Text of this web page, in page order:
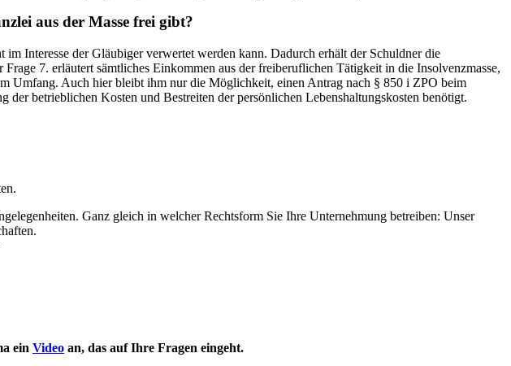
aus der Masse frei gibt?
Interesse der Gläubiger verwertet werden kann. Dadurch erhält der Schuldner die
7. erläutert sämtliches Einkommen aus der freiberuflichen Tätigkeit in die Insolvenzmasse,
Umfang. Auch hier bleibt ihm nur die Möglichkeit, einen Antrag nach § 850 i ZPO beim
betrieblichen Kosten und Bestreiten der persönlichen Lebenshaltungskosten benötigt.
Ganz gleich in welcher Rechtsform Sie Ihre Unternehmung betreiben: Unser
ein Video an, das auf Ihre Fragen eingeht.